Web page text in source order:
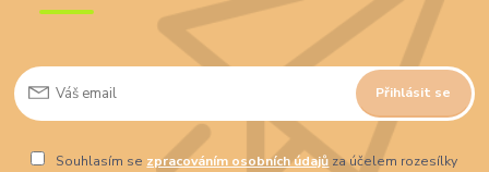
Přihlásit se
Souhlasím se zpracováním osobních údajů za účelem rozesílky